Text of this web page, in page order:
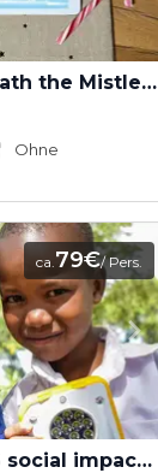
Quiz me underneath the Mistletoe
Ohne
ca.79€/ Pers.
SolarBuddy - DAS social impact event!